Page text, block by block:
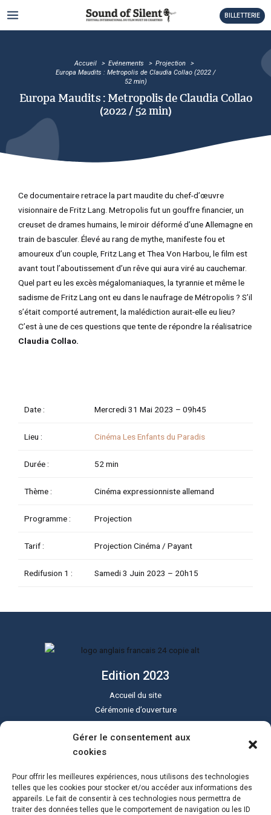
Gérer le consentement aux
cookies
Pour offrir les meilleures expériences, nous utilisons des technologies
telles que les cookies pour stocker et/ou accéder aux informations des
appareils. Le fait de consentir à ces technologies nous permettra de
traiter des données telles que le comportement de navigation ou les ID
au
MAIN
MENU
BILLETTERIE
Accueil Evénements
Projection
Europa Maudits : Metropolis de Claudia Collao (2022 /
52 min)
Europa Maudits : Metropolis de Claudia Collao
(2022 / 52 min)
Ce documentaire retrace la part maudite du chef-d’œuvre
visionnaire de Fritz Lang. Metropolis fut un gouffre financier, un
creuset de drames humains, le miroir déformé d’une Allemagne en
train de basculer. Élevé au rang de mythe, manifeste fou et
amoureux d’un couple, Fritz Lang et Thea Von Harbou, le film est
avant tout l’aboutissement d’un rêve qui aura viré au cauchemar.
Quel part eu les excès mégalomaniaques, la tyrannie et même le
sadisme de Fritz Lang ont eu dans le naufrage de Métropolis ? S’il
s’était comporté autrement, la malédiction aurait-elle eu lieu?
C’est à une de ces questions que tente de répondre la réalisatrice
Claudia Collao.
Date : Mercredi 31 Mai 2023 – 09h45
Lieu : Cinéma Les Enfants du Paradis
Durée : 52 min
Thème : Cinéma expressionniste allemand
Programme : Projection
Tarif : Projection Cinéma / Payant
Redifusion 1 : Samedi 3 Juin 2023 – 20h15
Edition 2023
Accueil du site
Cérémonie d’ouverture
Cérémonie de clôture
Programme du festival
Le festival Sound of Silent
Actualités
Programme PDF